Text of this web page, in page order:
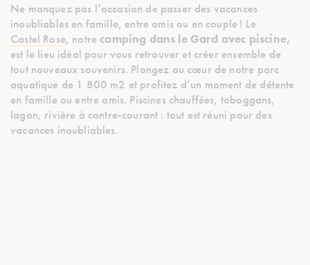
Ne manquez pas l’occasion de passer des vacances
inoubliables en famille, entre amis ou en couple ! Le
Castel Rose, notre camping dans le Gard avec piscine,
est le lieu idéal pour vous retrouver et créer ensemble de
tout nouveaux souvenirs. Plongez au cœur de notre parc
aquatique de 1 800 m2 et profitez d’un moment de détente
en famille ou entre amis. Piscines chauffées, toboggans,
lagon, rivière à contre-courant : tout est réuni pour des
vacances inoubliables.